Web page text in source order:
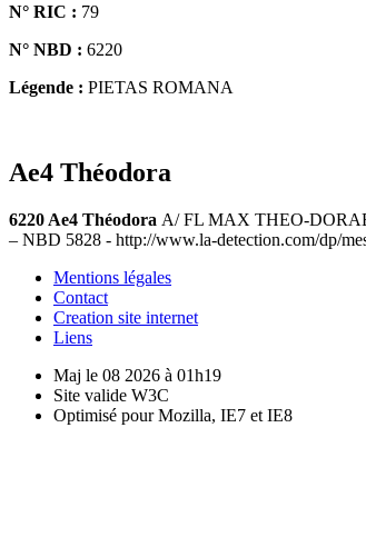
N° RIC : 79
N° NBD : 6220
Légende : PIETAS ROMANA
Ae4 Théodora
6220 Ae4 Théodora A/ FL MAX THEO-DORAE
– NBD 5828 - http://www.la-detection.com/dp/
Mentions légales
Contact
Creation site internet
Liens
Maj le 08 2026 à 01h19
Site valide W3C
Optimisé pour Mozilla, IE7 et IE8